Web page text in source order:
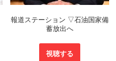
報道ステーション ▽石油国家備
蓄放出へ
視聴する